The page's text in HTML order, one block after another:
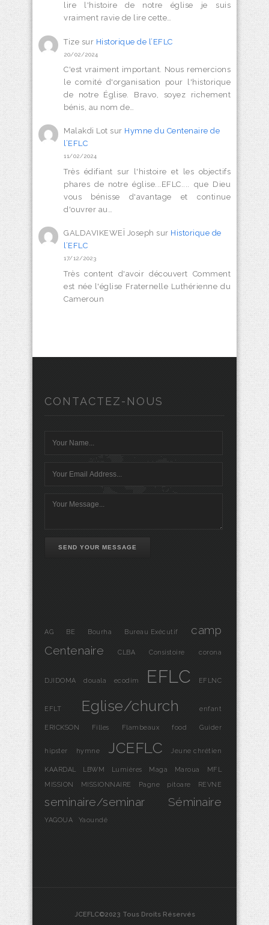
lire l'histoire de notre église je suis
vraiment ravie de lire cette…
Tize sur Historique de l’EFLC
20/02/2024
C'est vraiment important. Nous remercions
le comité d'organisation pour l'historique
de notre Église. Bravo, soyez richement
bénis, au nom de…
Malakdi Lot sur Hymne du Centenaire de
l’EFLC
11/02/2024
Très édifiant sur l'histoire et les objectifs
phares de notre église...EFLC.... que Dieu
vous bénisse d'avantage et continue
d'ouvrer au…
GALDAVIKEWEÏ Joseph sur Historique de
l’EFLC
17/12/2023
Très content d'avoir découvert Comment
est née l'église Fraternelle Luthérienne du
Cameroun
CONTACTEZ-NOUS
SEND YOUR MESSAGE
AG BE Bourha Bureau Exécutif
camp
Centenaire
CLBA Consistoire corona
DJIDOMA douala ecodim EFLC EFLNC
EFLT Eglise/church enfant
ERICKSON Filles Flambeaux food Guider
hipster hymne JCEFLC Jeune chrétien
KAARDAL LBWM Lumières Maga Maroua MFL
MISSION MISSIONNAIRE Pagne pitoare REVNE
seminaire/seminar Séminaire
YAGOUA Yaoundé
JCEFLC©2023 Tous Droits Réservés